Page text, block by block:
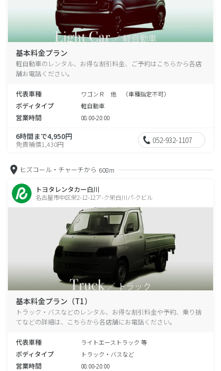
基本料金プラン
軽自動車のレンタル、お得な割引料金、ご予約はこちらから各店
舗お電話ください。
代表車種 ワゴンＲ 他 （車種指定不可）
ボディタイプ 軽自動車
営業時間 08:00-20:00
6時間まで4,950円
免責補償1,430円 052-932-1107
ヒズコール・チャーチから 608m
トヨタレンタカー白川
名古屋市中区栄2-12-12ア-ク栄白川パ-クビル
基本料金プラン（T1）
トラック・バスなどのレンタル、お得な割引料金や予約、乗り捨
てなどの詳細は、こちらから各店舗にお電話ください。
代表車種 ライトエーストラック 等
ボディタイプ トラック・バスなど
営業時間 08:00-20:00